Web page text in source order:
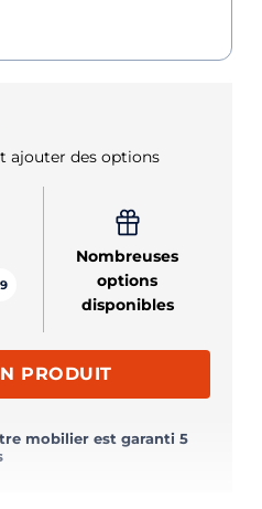
ajouter des options
Nombreuses
options
disponibles
PRODUIT
mobilier est garanti 5